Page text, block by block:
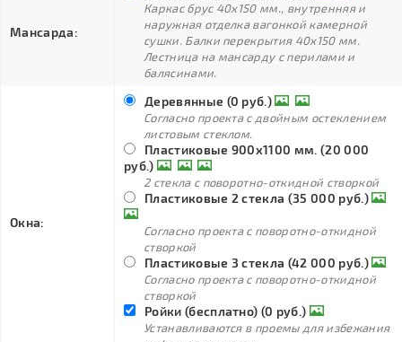
Мансарда:
Каркас брус 40х150 мм., внутренняя и
наружная отделка вагонкой камерной
сушки. Балки перекрытия 40х150 мм.
Лестница на мансарду с перилами и
балясинами.
Окна:
Деревянные (0 руб.)
Согласно проекта с двойным остеклением
листовым стеклом.
Пластиковые 900х1100 мм. (20 000
руб.)
2 стекла с поворотно-откидной створкой
Пластиковые 2 стекла (35 000 руб.)
Согласно проекта с поворотно-откидной
створкой
Пластиковые 3 стекла (42 000 руб.)
Согласно проекта с поворотно-откидной
створкой
Ройки (бесплатно) (0 руб.)
Устанавливаются в проемы для избежания